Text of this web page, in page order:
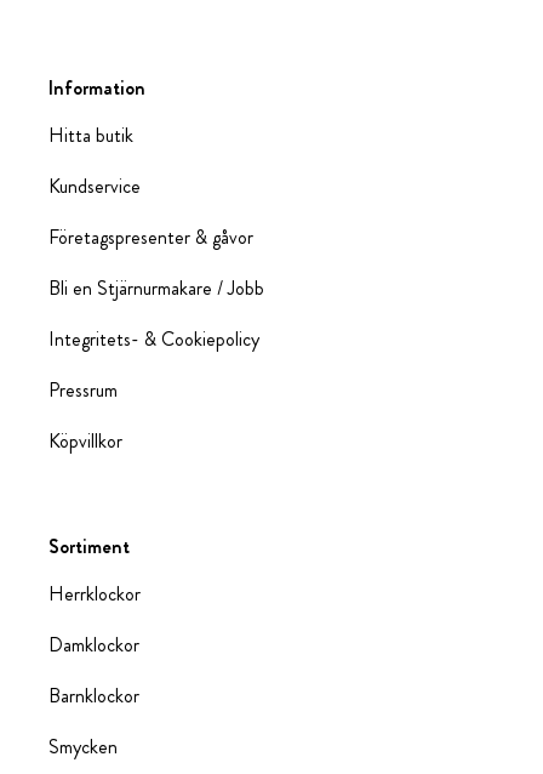
Information
Hitta butik
Kundservice
Företagspresenter & gåvor
Bli en Stjärnurmakare / Jobb
Integritets- & Cookiepolicy
Pressrum
Köpvillkor
Sortiment
Herrklockor
Damklockor
Barnklockor
Smycken